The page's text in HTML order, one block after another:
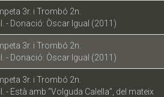
3r. i Trombó 2n.
- Donació: Òscar Igual (2011)
3r. i Trombó 2n.
- Donació: Òscar Igual (2011)
3r. i Trombó 2n.
- Està amb “Volguda Calella”, del mateix